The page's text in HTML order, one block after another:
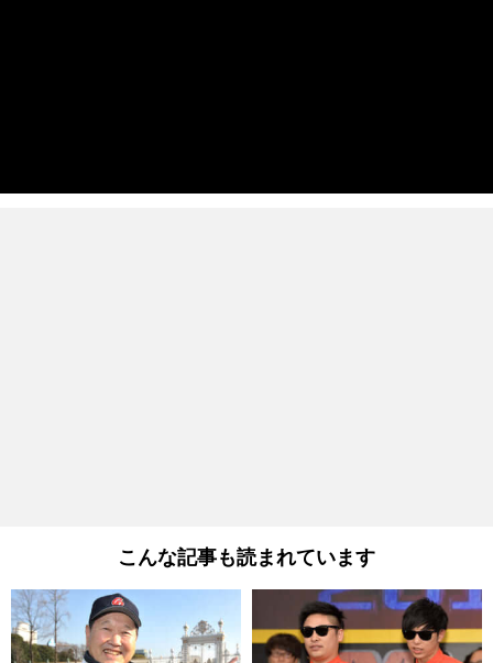
こんな記事も読まれています